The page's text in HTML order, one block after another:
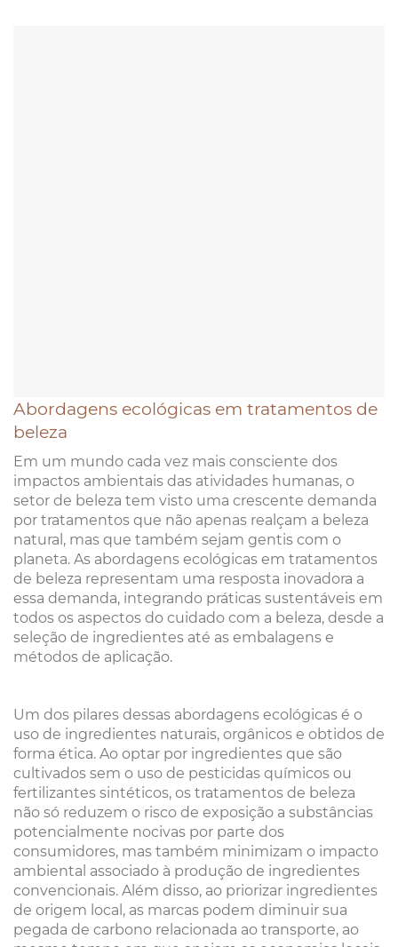
Abordagens ecológicas em tratamentos de
beleza
Em um mundo cada vez mais consciente dos
impactos ambientais das atividades humanas, o
setor de beleza tem visto uma crescente demanda
por tratamentos que não apenas realçam a beleza
natural, mas que também sejam gentis com o
planeta. As abordagens ecológicas em tratamentos
de beleza representam uma resposta inovadora a
essa demanda, integrando práticas sustentáveis em
todos os aspectos do cuidado com a beleza, desde a
seleção de ingredientes até as embalagens e
métodos de aplicação.
Um dos pilares dessas abordagens ecológicas é o
uso de ingredientes naturais, orgânicos e obtidos de
forma ética. Ao optar por ingredientes que são
cultivados sem o uso de pesticidas químicos ou
fertilizantes sintéticos, os tratamentos de beleza
não só reduzem o risco de exposição a substâncias
potencialmente nocivas por parte dos
consumidores, mas também minimizam o impacto
ambiental associado à produção de ingredientes
convencionais. Além disso, ao priorizar ingredientes
de origem local, as marcas podem diminuir sua
pegada de carbono relacionada ao transporte, ao